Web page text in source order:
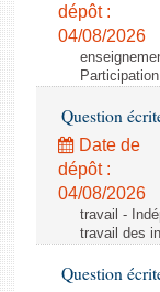
dépôt :
04/08/2026
Question
Date de
dépôt :
04/08/2026
travail -
travail des
Question